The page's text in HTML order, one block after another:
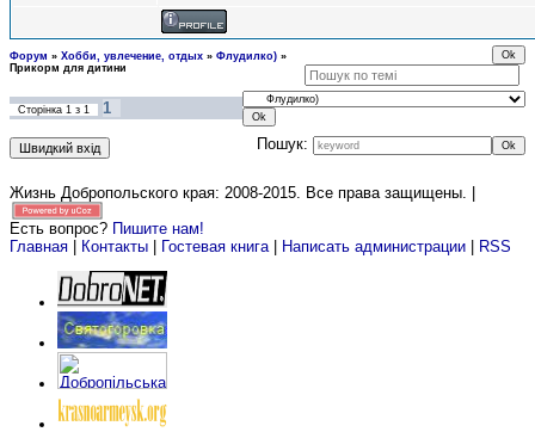
Форум » Хобби, увлечение, отдых » Флудилко) »
Прикорм для дитини
Сторінка 1 з 1
1
Пошук:
Жизнь Добропольского края: 2008-2015. Все права защищены. |
Есть вопрос? Пишите нам!
Главная
Контакты Гостевая книга| Написать администрации RSS